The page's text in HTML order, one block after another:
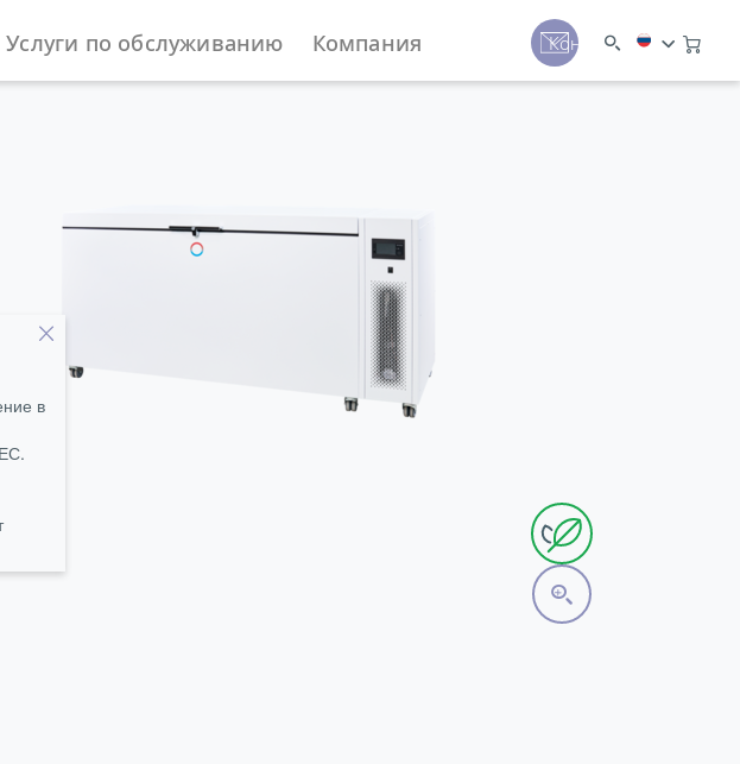
Услуги по обслуживанию Компания Контакты
Versafreeze
5934/2, T23 (Швейцария)
в